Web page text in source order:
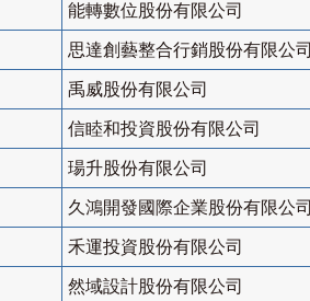
能轉數位股份有限公司
思達創藝整合行銷股份有限公司
禹威股份有限公司
信睦和投資股份有限公司
瑒升股份有限公司
久鴻開發國際企業股份有限公司
禾運投資股份有限公司
然域設計股份有限公司